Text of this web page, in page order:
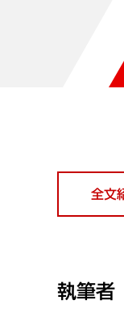
全文
執筆者